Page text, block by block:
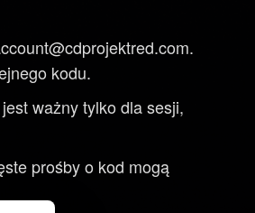
kodu.
ważny tylko dla sesji,
prośby o kod mogą